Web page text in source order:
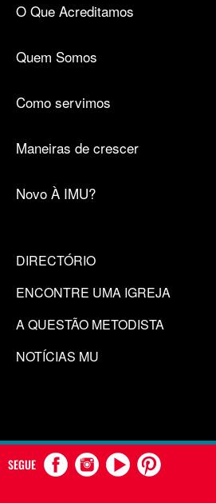
O Que Acreditamos
Quem Somos
Como servimos
Maneiras de crescer
Novo À IMU?
DIRECTÓRIO
ENCONTRE UMA IGREJA
A QUESTÃO METODISTA
NOTÍCIAS MU
SEGUE